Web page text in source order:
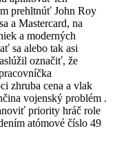
prehltnúť John Roy
a Mastercard, na
a moderných
sa alebo tak asi
označiť, že
zhruba cena a vlak
vojenský problém .
priority hráč role
atómové číslo 49